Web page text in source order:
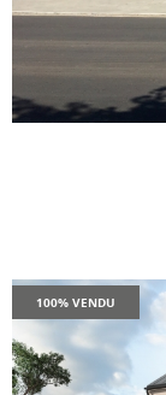
100% VENDU